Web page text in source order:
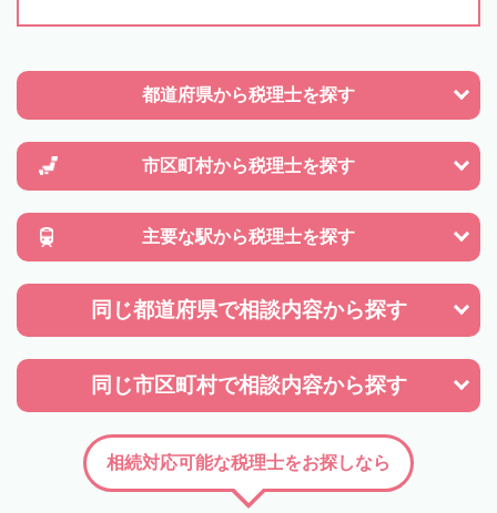
都道府県から税理士を探す
市区町村から税理士を探す
主要な駅から税理士を探す
同じ都道府県で相談内容から探す
同じ市区町村で相談内容から探す
相続対応可能な税理士をお探しなら